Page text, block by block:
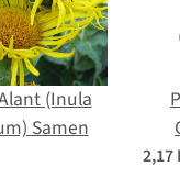
(Inula
Samen
2,17